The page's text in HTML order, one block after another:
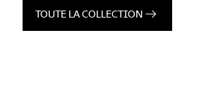
TOUTE LA COLLECTION